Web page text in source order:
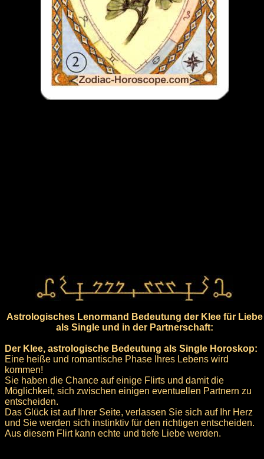
Astrologisches Lenormand Bedeutung der Klee für Liebe
als Single und in der Partnerschaft:
Der Klee, astrologische Bedeutung als Single Horoskop:
Eine heiße und romantische Phase Ihres Lebens wird
kommen!
Sie haben die Chance auf einige Flirts und damit die
Möglichkeit, sich zwischen einigen eventuellen Partnern zu
entscheiden.
Das Glück ist auf Ihrer Seite, verlassen Sie sich auf Ihr Herz
und Sie werden sich instinktiv für den richtigen entscheiden.
Aus diesem Flirt kann echte und tiefe Liebe werden.